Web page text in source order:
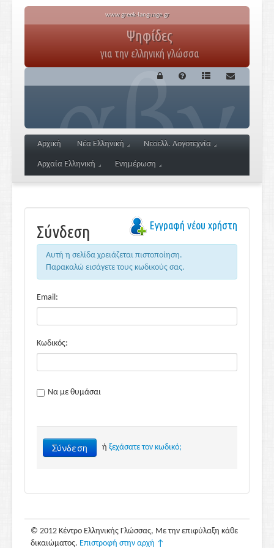
www.greek-language.gr
Ψηφίδες
για την ελληνική γλώσσα
Αρχική Νέα Ελληνική Νεοελλ. Λογοτεχνία
Αρχαία Ελληνική Ενημέρωση
Σύνδεση Εγγραφή νέου χρήστη
Αυτή η σελίδα χρειάζεται πιστοποίηση.
Παρακαλώ εισάγετε τους κωδικούς σας.
Email:
Κωδικός:
Να με θυμάσαι
Σύνδεση ή ξεχάσατε τον κωδικό;
© 2012 Κέντρο Ελληνικής Γλώσσας, Με την επιφύλαξη κάθε
δικαιώματος. Επιστροφή στην αρχή ↑